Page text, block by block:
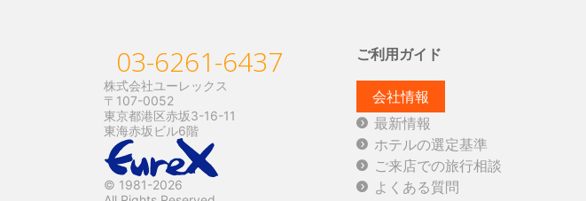
ご利用ガイド
会社情報
最新情報
ホテルの選定基準
ご来店での旅行相談
よくある質問
03-6261-6437
株式会社ユーレックス
〒107-0052
東京都港区赤坂3-16-11
東海赤坂ビル6階
© 1981-2026